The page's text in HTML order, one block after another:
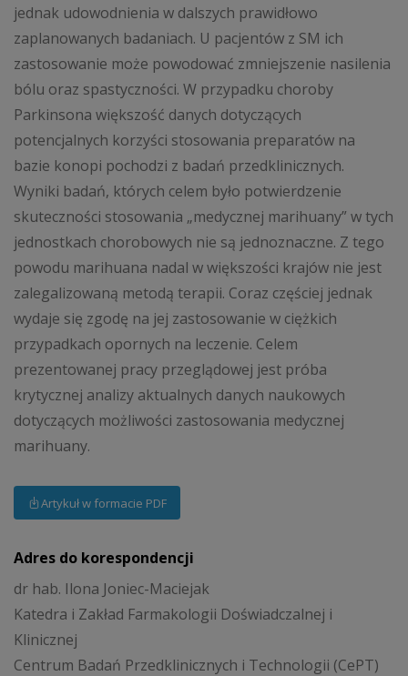
jednak udowodnienia w dalszych prawidłowo
zaplanowanych badaniach. U pacjentów z SM ich
zastosowanie może powodować zmniejszenie nasilenia
bólu oraz spastyczności. W przypadku choroby
Parkinsona większość danych dotyczących
potencjalnych korzyści stosowania preparatów na
bazie konopi pochodzi z badań przedklinicznych.
Wyniki badań, których celem było potwierdzenie
skuteczności stosowania „medycznej marihuany” w tych
jednostkach chorobowych nie są jednoznaczne. Z tego
powodu marihuana nadal w większości krajów nie jest
zalegalizowaną metodą terapii. Coraz częściej jednak
wydaje się zgodę na jej zastosowanie w ciężkich
przypadkach opornych na leczenie. Celem
prezentowanej pracy przeglądowej jest próba
krytycznej analizy aktualnych danych naukowych
dotyczących możliwości zastosowania medycznej
marihuany.
Artykuł w formacie PDF
Adres do korespondencji
dr hab. Ilona Joniec-Maciejak
Katedra i Zakład Farmakologii Doświadczalnej i
Klinicznej
Centrum Badań Przedklinicznych i Technologii (CePT)